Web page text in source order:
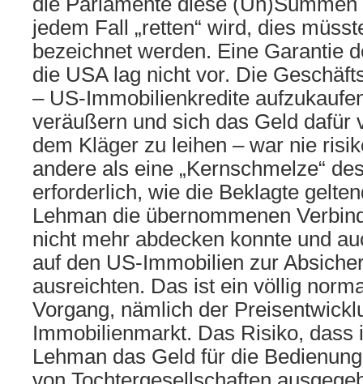
jedem Fall „retten“ wird, dies
bezeichnet werden. Eine Garantie
die USA lag nicht vor. Die
– US-Immobilienkredite
veräußern und sich das Geld dafür
dem Kläger zu leihen – war nie
andere als eine „Kernschmelze“
erforderlich, wie die Beklagte
Lehman die übernommenen
nicht mehr abdecken konnte und
auf den US-Immobilien zur
ausreichten. Das ist ein völlig
Vorgang, nämlich der
Immobilienmarkt. Das Risiko, dass
Lehman das Geld für die